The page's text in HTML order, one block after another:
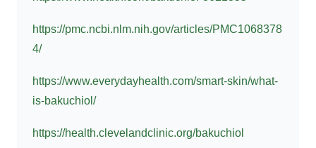
https://pmc.ncbi.nlm.nih.gov/articles/PMC1068378
4/
https://www.everydayhealth.com/smart-skin/what-
is-bakuchiol/
https://health.clevelandclinic.org/bakuchiol